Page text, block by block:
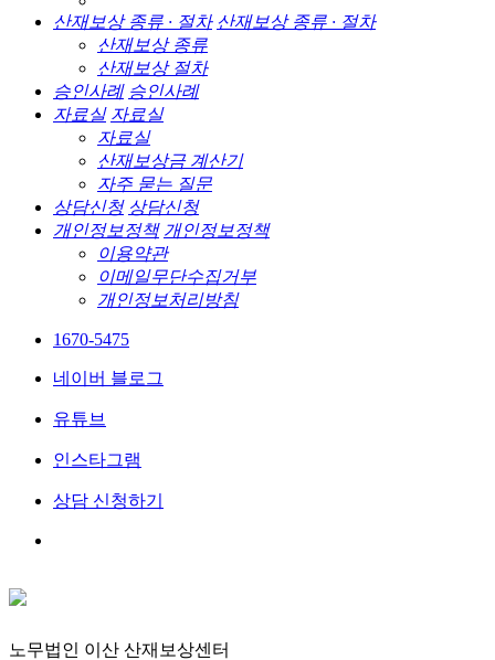
산재보상 종류 · 절차 산재보상 종류 · 절차
산재보상 종류
산재보상 절차
승인사례 승인사례
자료실 자료실
자료실
산재보상금 계산기
자주 묻는 질문
상담신청 상담신청
개인정보정책 개인정보정책
이용약관
이메일무단수집거부
개인정보처리방침
1670-5475
네이버 블로그
유튜브
인스타그램
상담 신청하기
노무법인 이산 산재보상센터